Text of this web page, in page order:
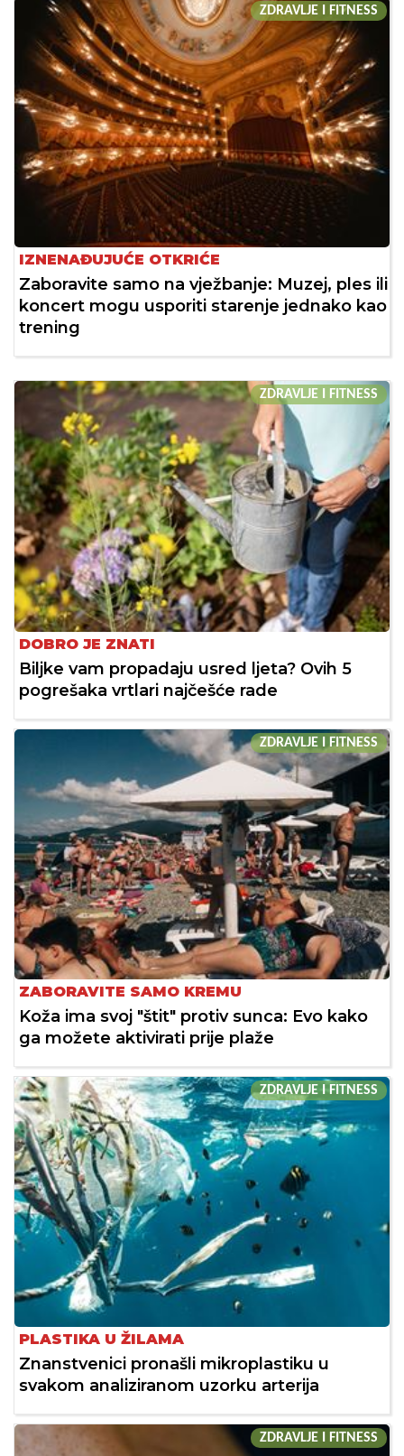
ZDRAVLJE I FITNESS
IZNENAĐUJUĆE OTKRIĆE
Zaboravite samo na vježbanje: Muzej, ples ili
koncert mogu usporiti starenje jednako kao
trening
ZDRAVLJE I FITNESS
DOBRO JE ZNATI
Biljke vam propadaju usred ljeta? Ovih 5
pogrešaka vrtlari najčešće rade
ZDRAVLJE I FITNESS
ZABORAVITE SAMO KREMU
Koža ima svoj "štit" protiv sunca: Evo kako
ga možete aktivirati prije plaže
ZDRAVLJE I FITNESS
PLASTIKA U ŽILAMA
Znanstvenici pronašli mikroplastiku u
svakom analiziranom uzorku arterija
ZDRAVLJE I FITNESS